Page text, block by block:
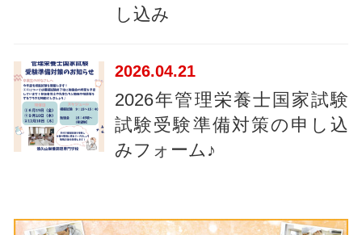
し込み
2026 04.21
2026年管理栄養士国家試験
試験受験準備対策の申し込
みフォーム♪